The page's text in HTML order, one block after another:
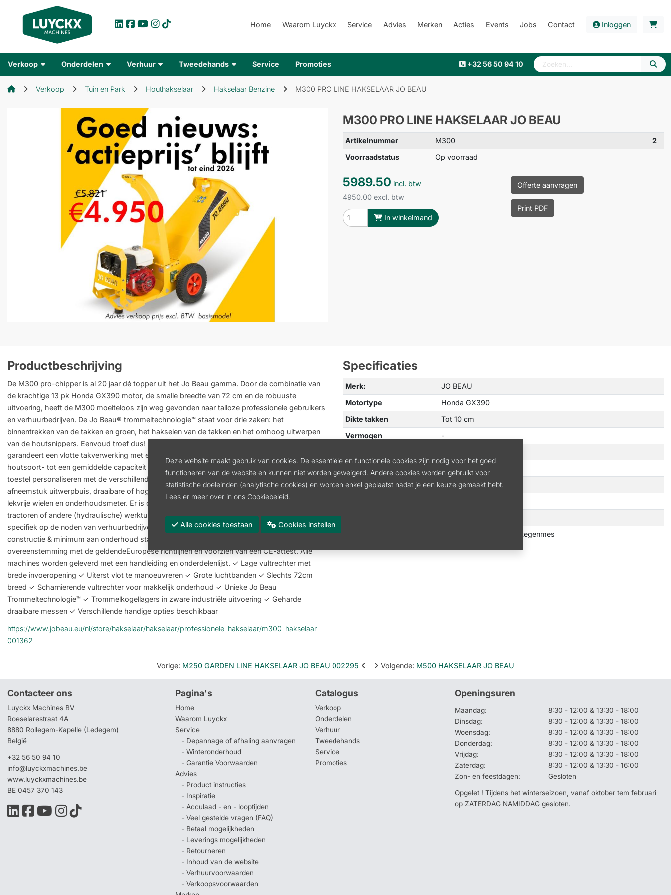
Home Waarom Luyckx Service Advies Merken Acties Events Jobs Contact Inloggen
Verkoop Onderdelen Verhuur Tweedehands Service Promoties +32 56 50 94 10
Verkoop Tuin en Park Houthakselaar Hakselaar Benzine M300 PRO LINE HAKSELAAR JO BEAU
M300 PRO LINE HAKSELAAR JO BEAU
Artikelnummer M300
2
Voorraadstatus
Op voorraad
5989.50 incl. btw
4950.00 excl. btw
In winkelmand
Offerte aanvragen
Print PDF
Productbeschrijving
De M300 pro-chipper is al 20 jaar dé topper uit het Jo Beau gamma. Door de combinatie van
de krachtige 13 pk Honda GX390 motor, de smalle breedte van 72 cm en de robuuste
uitvoering, heeft de M300 moeiteloos zijn weg gevonden naar talloze professionele gebruikers
en verhuurbedrijven. De Jo Beau® trommeltechnologie™ staat voor drie zaken: het
binnentrekken van de takken en groen, het hakselen van de takken en het omhoog uitwerpen
van de houtsnippers. Eenvoud troef dus! De lage, ergonomische vultrechter van 73 cm hoog
garandeert een vlotte takverwerking met een diameter van 8 à 10 cm -naargelang de
houtsoort- tot een gemiddelde capaciteit van 5m³ hakseling per uur. Elke gebruiker kan zijn
toestel personaliseren met de verschillende opties die ter beschikking zijn zoals het
afneemstuk uitwerpbuis, draaibare of hoge draaibare uitwerpbuis, hefogen, voorloopwiel,
lekvrije wielen en onderhoudsmeter. Er is ook een M300 (T300, H300, R300) geschikt voor
tractoren of andere (hydraulische) werktuigdragers. De M300 'Rental Line' is een M300
specifiek op de noden van verhuurbedrijven gebouwd! Eenvoud in gebruik, robuuste
constructie & minimum aan onderhoud staan centraal. Alle Jo Beau machines zijn gebouwd in
overeenstemming met de geldendeEuropese richtlijnen en voorzien van een CE-attest. Alle
machines worden geleverd met een handleiding en onderdelenlijst. ✓ Lage vultrechter met
brede invoeropening ✓ Uiterst vlot te manoeuvreren ✓ Grote luchtbanden ✓ Slechts 72cm
breed ✓ Scharnierende vultrechter voor makkelijk onderhoud ✓ Unieke Jo Beau
Trommeltechnologie™ ✓ Trommelkogellagers in zware industriële uitvoering ✓ Geharde
draaibare messen ✓ Verschillende handige opties beschikbaar
https://www.jobeau.eu/nl/store/hakselaar/hakselaar/professionele-hakselaar/m300-hakselaar-
001362
Specificaties
Merk:
JO BEAU
Motortype
Honda GX390
Dikte takken
Tot 10 cm
Vermogen
-
Gewicht
145 kg
Geluidsniveau
-
2 geharde messen en 1 tegenmes
Vorige: M250 GARDEN LINE HAKSELAAR JO BEAU 002295 Volgende: M500 HAKSELAAR JO BEAU
Contacteer ons
Luyckx Machines BV
Roeselarestraat 4A
8880 Rollegem-Kapelle (Ledegem)
België
+32 56 50 94 10
info@luyckxmachines.be
www.luyckxmachines.be
BE 0457 370 143
Pagina's
Home
Waarom Luyckx
Service
- Depannage of afhaling aanvragen
- Winteronderhoud
- Garantie Voorwaarden
Advies
- Product instructies
- Inspiratie
- Acculaad - en - looptijden
- Veel gestelde vragen (FAQ)
- Betaal mogelijkheden
- Leverings mogelijkheden
- Retourneren
- Inhoud van de website
- Verhuurvoorwaarden
- Verkoopsvoorwaarden
Catalogus
Verkoop
Onderdelen
Verhuur
Tweedehands
Service
Promoties
Openingsuren
Maandag:
8:30 - 12:00 & 13:30 - 18:00
Dinsdag:
8:30 - 12:00 & 13:30 - 18:00
Woensdag:
8:30 - 12:00 & 13:30 - 18:00
Donderdag:
8:30 - 12:00 & 13:30 - 18:00
Vrijdag:
8:30 - 12:00 & 13:30 - 18:00
Zaterdag:
8:30 - 12:00 & 13:30 - 16:00
Zon- en feestdagen:
Gesloten
Opgelet ! Tijdens het winterseizoen, vanaf oktober tem februari
op ZATERDAG NAMIDDAG gesloten.
Deze website maakt gebruik van cookies. De essentiële en functionele cookies zijn nodig voor het goed
functioneren van de website en kunnen niet worden geweigerd. Andere cookies worden gebruikt voor
statistische doeleinden (analytische cookies) en worden enkel geplaatst nadat je een keuze gemaakt hebt.
Lees er meer over in ons Cookiebeleid.
Alle cookies toestaan Cookies instellen